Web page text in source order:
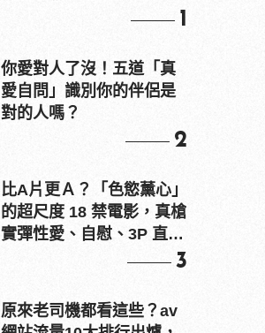
1
你愛對人了沒！五道「真
愛自問」識別你的伴侶是
對的人嗎？
2
比A片更Ａ？「色慾薰心」
的超尺度 18 禁電影，真槍
實彈性愛、自慰、3P 直接
3
原來老司機都看這些？av